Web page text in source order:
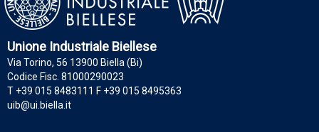
Unione Industriale Biellese
Via Torino, 56 13900 Biella (Bi)
Codice Fisc. 81000290023
T +39 015 8483111 F +39 015 8495363
uib@ui.biella.it